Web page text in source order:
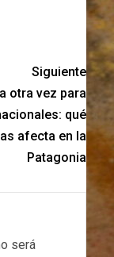
Siguiente
otra vez para
qué
afecta en la
Patagonia
será